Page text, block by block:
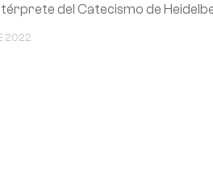
2022
del Catecismo de